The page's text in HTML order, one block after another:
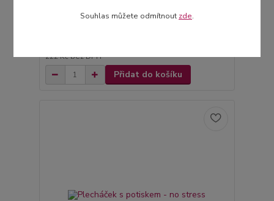
222 Kčbez DPH Skladem 2 ks
Přidat do košíku
Souhlas můžete odmítnout zde.